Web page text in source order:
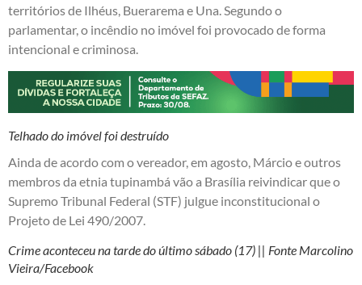
territórios de Ilhéus, Buerarema e Una. Segundo o
parlamentar, o incêndio no imóvel foi provocado de forma
intencional e criminosa.
Telhado do imóvel foi destruído
Ainda de acordo com o vereador, em agosto, Márcio e outros
membros da etnia tupinambá vão a Brasília reivindicar que o
Supremo Tribunal Federal (STF) julgue inconstitucional o
Projeto de Lei 490/2007.
Crime aconteceu na tarde do último sábado (17) || Fonte Marcolino
Vieira/Facebook